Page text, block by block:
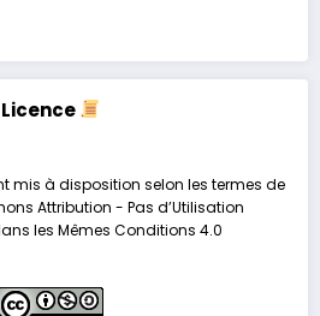
Licence
mis à disposition selon les termes de
Attribution - Pas d’Utilisation
les Mêmes Conditions 4.0